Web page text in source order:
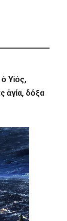
Υἱός,
ἁγία, δόξα